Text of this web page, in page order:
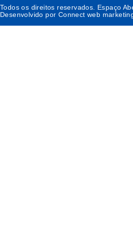
Todos os direitos reservados. Espaço
Desenvolvido por Connect web